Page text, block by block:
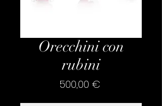
Orecchini con
rubini
500,00 €